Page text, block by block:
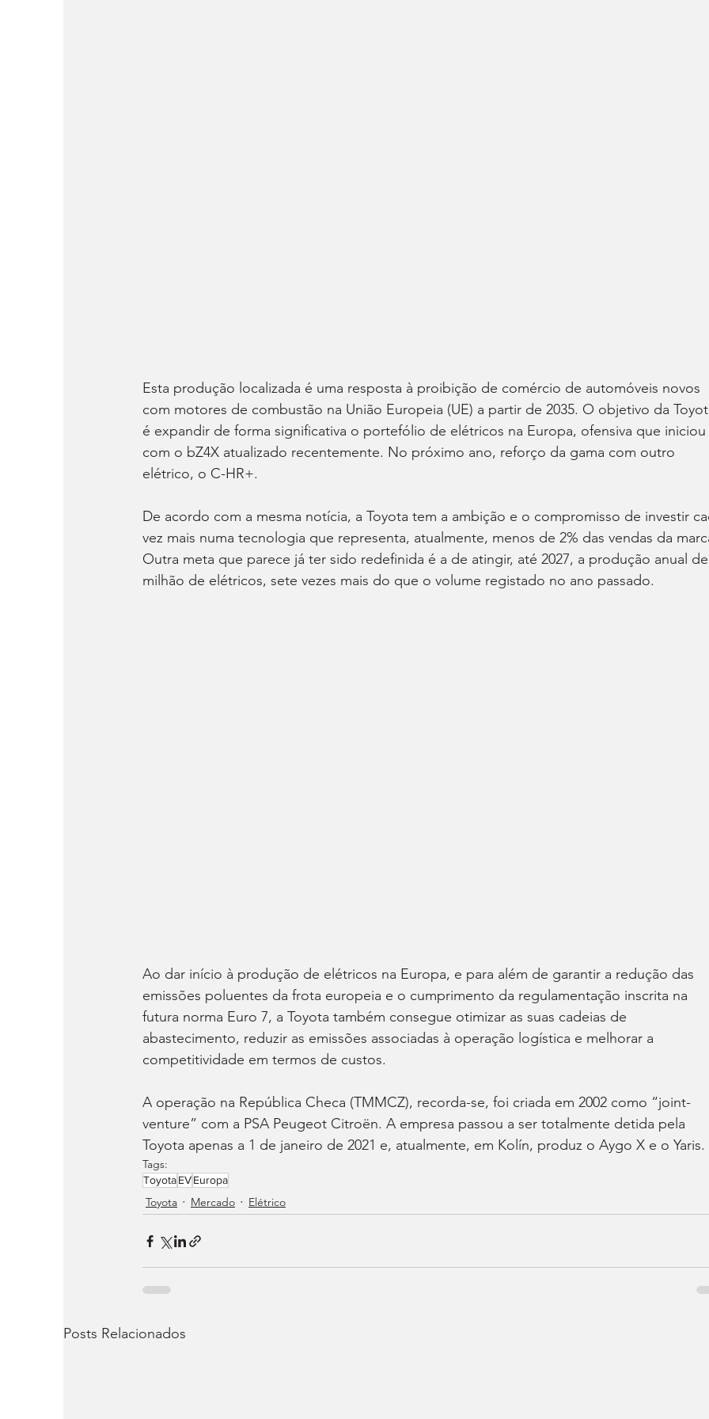
Esta produção localizada é uma resposta à proibição de comércio de automóveis novos
com motores de combustão na União Europeia (UE) a partir de 2035. O objetivo da
é expandir de forma significativa o portefólio de elétricos na Europa, ofensiva que iniciou
com o bZ4X atualizado recentemente. No próximo ano, reforço da gama com outro
elétrico, o C-HR+.
De acordo com a mesma notícia, a Toyota tem a ambição e o compromisso de investir
vez mais numa tecnologia que representa, atualmente, menos de 2% das vendas da
Outra meta que parece já ter sido redefinida é a de atingir, até 2027, a produção anual de
milhão de elétricos, sete vezes mais do que o volume registado no ano passado.
Ao dar início à produção de elétricos na Europa, e para além de garantir a redução das
emissões poluentes da frota europeia e o cumprimento da regulamentação inscrita na
futura norma Euro 7, a Toyota também consegue otimizar as suas cadeias de
abastecimento, reduzir as emissões associadas à operação logística e melhorar a
competitividade em termos de custos.
A operação na República Checa (TMMCZ), recorda-se, foi criada em 2002 como “joint-
venture” com a PSA Peugeot Citroën. A empresa passou a ser totalmente detida pela
Toyota apenas a 1 de janeiro de 2021 e, atualmente, em Kolín, produz o Aygo X e o Yaris.
Tags:
ToyotaEVEuropa
Toyota Mercado Elétrico
Posts Relacionados